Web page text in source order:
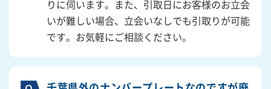
りに伺います。また、引取日にお客様のお立会
いが難しい場合、立会いなしでも引取りが可能
です。お気軽にご相談ください。